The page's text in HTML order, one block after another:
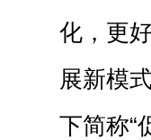
化，更
展新模
下简称“